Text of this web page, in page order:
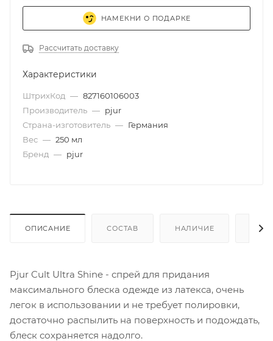
НАМЕКНИ О ПОДАРКЕ
Рассчитать доставку
Характеристики
ШтрихКод — 827160106003
Производитель — pjur
Страна-изготовитель — Германия
Вес — 250 мл
Бренд — pjur
ОПИСАНИЕ СОСТАВ НАЛИЧИЕ КАК
Pjur Cult Ultra Shine - спрей для придания
максимального блеска одежде из латекса, очень
легок в использовании и не требует полировки,
достаточно распылить на поверхность и подождать,
блеск сохраняется надолго.